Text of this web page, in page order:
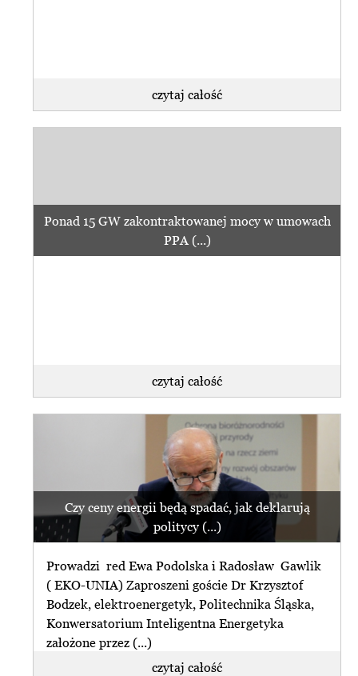
czytaj całość
Ponad 15 GW zakontraktowanej mocy w umowach
PPA (...)
czytaj całość
Czy ceny energii będą spadać, jak deklarują
politycy (...)
Prowadzi red Ewa Podolska i Radosław Gawlik
( EKO-UNIA) Zaproszeni goście Dr Krzysztof
Bodzek, elektroenergetyk, Politechnika Śląska,
Konwersatorium Inteligentna Energetyka
założone przez (...)
czytaj całość